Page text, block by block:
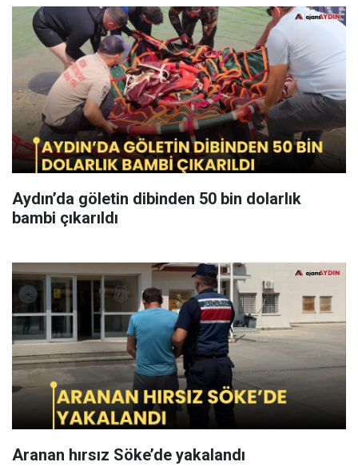
Aydın’da göletin dibinden 50 bin dolarlık
bambi çıkarıldı
Aranan hırsız Söke’de yakalandı